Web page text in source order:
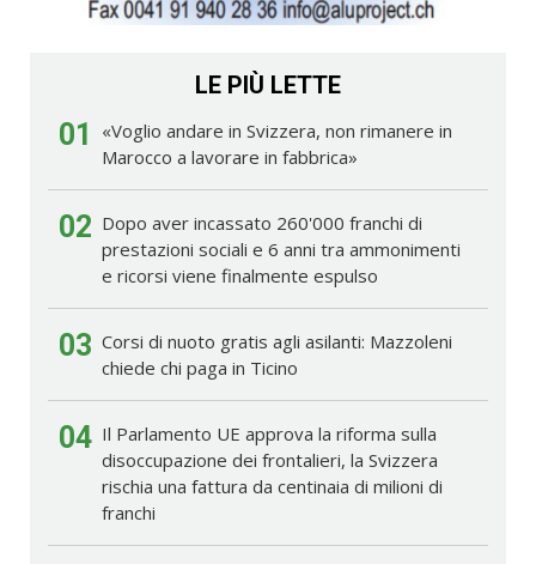
LE PIÙ LETTE
01
«Voglio andare in Svizzera, non rimanere in
Marocco a lavorare in fabbrica»
02 Dopo aver incassato 260'000 franchi di
prestazioni sociali e 6 anni tra ammonimenti
e ricorsi viene finalmente espulso
03 Corsi di nuoto gratis agli asilanti: Mazzoleni
chiede chi paga in Ticino
04 Il Parlamento UE approva la riforma sulla
disoccupazione dei frontalieri, la Svizzera
rischia una fattura da centinaia di milioni di
franchi